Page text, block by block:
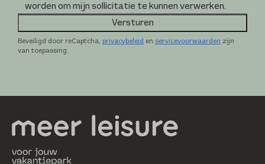
worden om mijn sollicitatie te kunnen verwerken.
Versturen
Beveiligd door reCaptcha, privacybeleid en servicevoorwaarden zijn
van toepassing.